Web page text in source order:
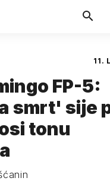
11.
FP-5:
smrt' sije
tonu